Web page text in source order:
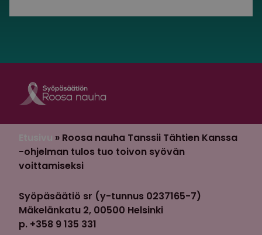
» Roosa nauha Tanssii Tähtien Kanssa
-ohjelman tulos tuo toivon syövän
voittamiseksi
Syöpäsäätiö sr (y-tunnus 0237165-7)
Mäkelänkatu 2, 00500 Helsinki
p. +358 9 135 331